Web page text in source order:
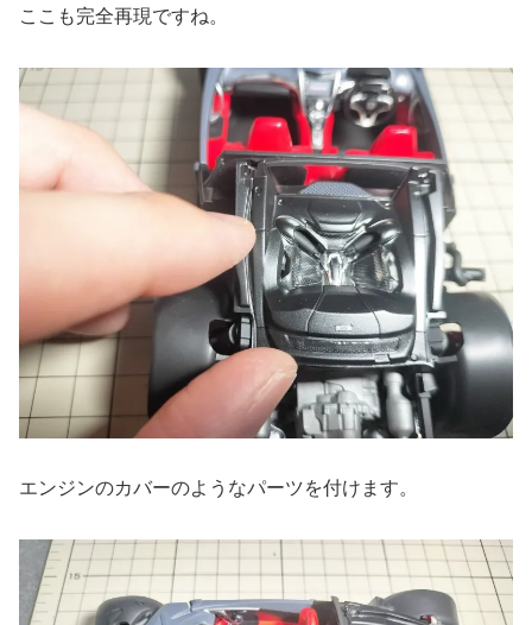
ここも完全再現ですね。
エンジンのカバーのようなパーツを付けます。